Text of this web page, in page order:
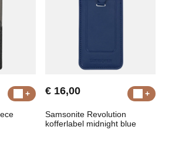
€ 16,00
Samsonite Revolution
kofferlabel midnight blue